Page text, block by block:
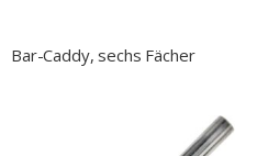
Bar-Caddy, sechs Fächer